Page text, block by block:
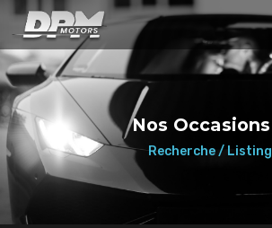
Nos Occasions
Recherche / Listing